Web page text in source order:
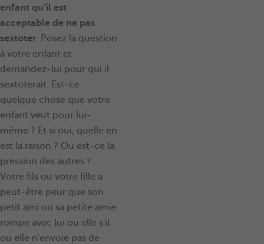
enfant qu’il est
acceptable de ne pas
sextoter . Posez la question
à votre enfant et
demandez-lui pour qui il
sextoterait. Est-ce
quelque chose que votre
enfant veut pour lui-
même ? Et si oui, quelle en
est la raison ? Ou est-ce la
pression des autres ?
Votre fils ou votre fille a
peut-être peur que son
petit ami ou sa petite amie
rompe avec lui ou elle s'il
ou elle n'envoie pas de